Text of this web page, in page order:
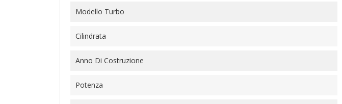
Modello Turbo
Cilindrata
Anno Di Costruzione
Potenza